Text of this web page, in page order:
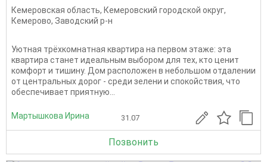
Кемеровская область, Кемеровский городской округ,
Кемерово, Заводский р-н
Уютная трёхкомнатная квартира на первом этаже: эта
квартира станет идеальным выбором для тех, кто ценит
комфорт и тишину. Дом расположен в небольшом отдалении
от центральных дорог - среди зелени и спокойствия, что
обеспечивает приятную...
Мартышкова Ирина 31.07
Позвонить